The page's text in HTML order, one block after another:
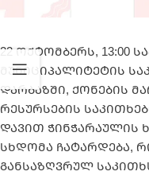
22 ოქტომბერს, 13:00
მუნიციპალიტეტის
დარბაზში, ქონების
რესურსების
დავით ჭინჭარაულის
სხდომა ჩატარდება,
განსაზღვრულ